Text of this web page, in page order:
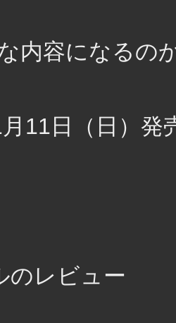
内容になるの
11日（日）発
のレビュー